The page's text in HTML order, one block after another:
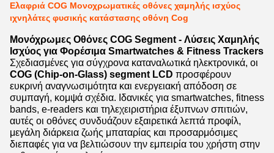
Ελαφριά COG Μονοχρωματικές οθόνες χαμηλής ισχύος
ιχνηλάτες φυσικής κατάστασης οθόνη Cog
Μονόχρωμες Οθόνες COG Segment - Λύσεις Χαμηλής
Ισχύος για Φορέσιμα Smartwatches & Fitness Trackers
Σχεδιασμένες για σύγχρονα καταναλωτικά ηλεκτρονικά, οι
COG (Chip-on-Glass) segment LCD προσφέρουν
ευκρινή αναγνωσιμότητα και ενεργειακή απόδοση σε
συμπαγή, κομψά σχέδια. Ιδανικές για smartwatches, fitness
bands, e-readers και τηλεχειριστήρια έξυπνων σπιτιών,
αυτές οι οθόνες συνδυάζουν εξαιρετικά λεπτά προφίλ,
μεγάλη διάρκεια ζωής μπαταρίας και προσαρμόσιμες
διεπαφές για να βελτιώσουν την εμπειρία του χρήστη στην